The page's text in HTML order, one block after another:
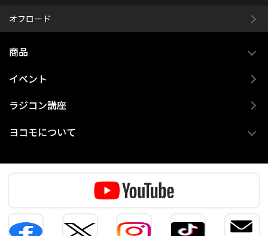
オフロード
商品
イベント
ラジコン講座
ヨコモについて